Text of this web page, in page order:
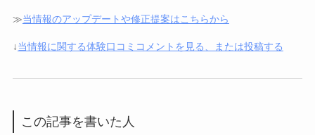
≫当情報のアップデートや修正提案はこちらから
↓当情報に関する体験口コミコメントを見る、または投稿する
この記事を書いた人